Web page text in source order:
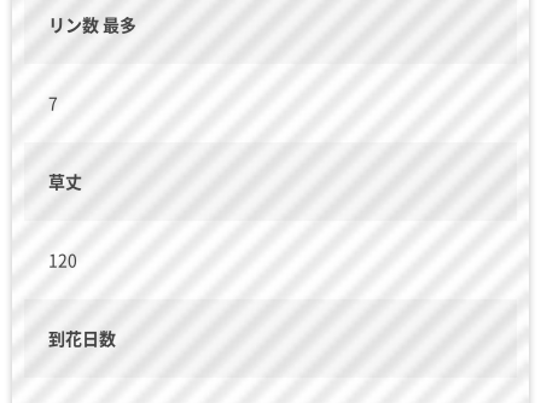
リン数 最多
7
草丈
120
到花日数